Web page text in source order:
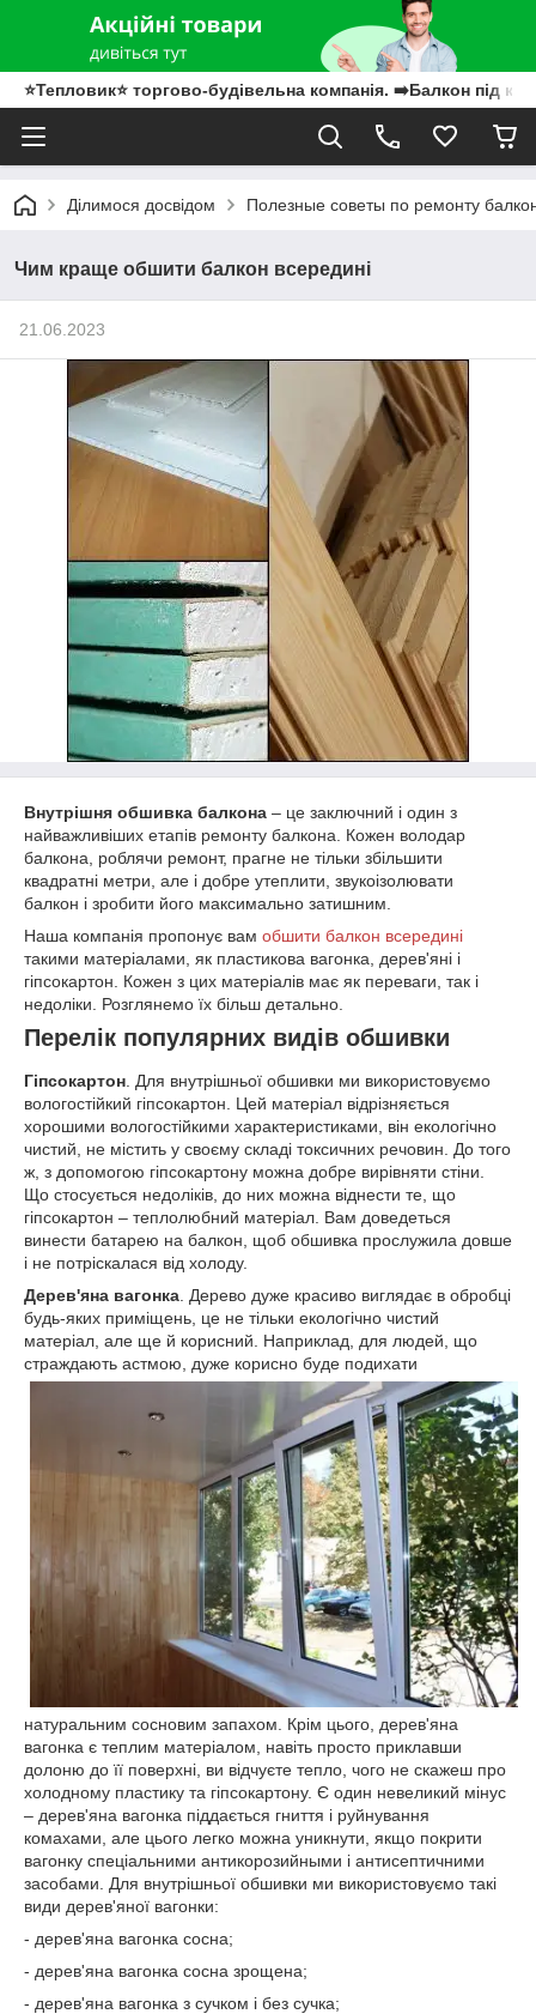
⭐Тепловик⭐ торгово-будівельна компанія. ➡️Балкон під
Ділимося досвідом Полезные советы по ремонту
Чим краще обшити балкон всередині
21.06.2023
Внутрішня обшивка балкона – це заключний і один з
найважливіших етапів ремонту балкона. Кожен володар
балкона, роблячи ремонт, прагне не тільки збільшити
квадратні метри, але і добре утеплити, звукоізолювати
балкон і зробити його максимально затишним.
Наша компанія пропонує вам обшити балкон всередині
такими матеріалами, як пластикова вагонка, дерев'яні і
гіпсокартон. Кожен з цих матеріалів має як переваги, так і
недоліки. Розглянемо їх більш детально.
Перелік популярних видів обшивки
Гіпсокартон . Для внутрішньої обшивки ми використовуємо
вологостійкий гіпсокартон. Цей матеріал відрізняється
хорошими вологостійкими характеристиками, він екологічно
чистий, не містить у своєму складі токсичних речовин. До того
ж, з допомогою гіпсокартону можна добре вирівняти стіни.
Що стосується недоліків, до них можна віднести те, що
гіпсокартон – теплолюбний матеріал. Вам доведеться
винести батарею на балкон, щоб обшивка прослужила довше
і не потріскалася від холоду.
Дерев'яна вагонка . Дерево дуже красиво виглядає в обробці
будь-яких приміщень, це не тільки екологічно чистий
матеріал, але ще й корисний. Наприклад, для людей, що
страждають астмою, дуже корисно буде подихати
натуральним сосновим запахом. Крім цього, дерев'яна
вагонка є теплим матеріалом, навіть просто приклавши
долоню до її поверхні, ви відчуєте тепло, чого не скажеш про
холодному пластику та гіпсокартону. Є один невеликий мінус
– дерев'яна вагонка піддається гниття і руйнування
комахами, але цього легко можна уникнути, якщо покрити
вагонку спеціальними антикорозийными і антисептичними
засобами. Для внутрішньої обшивки ми використовуємо такі
види дерев'яної вагонки:
- дерев'яна вагонка сосна;
- дерев'яна вагонка сосна зрощена;
- дерев'яна вагонка з сучком і без сучка;